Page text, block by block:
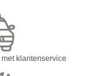
klantenservice